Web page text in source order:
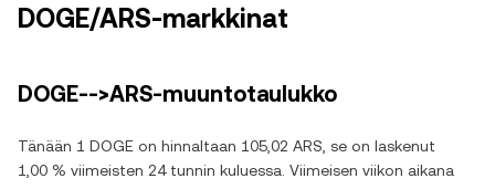
DOGE/ARS-markkinat
DOGE-->ARS-muuntotaulukko
Tänään 1 DOGE on hinnaltaan 105,02 ARS, se on laskenut
1,00 % viimeisten 24 tunnin kuluessa. Viimeisen viikon aikana